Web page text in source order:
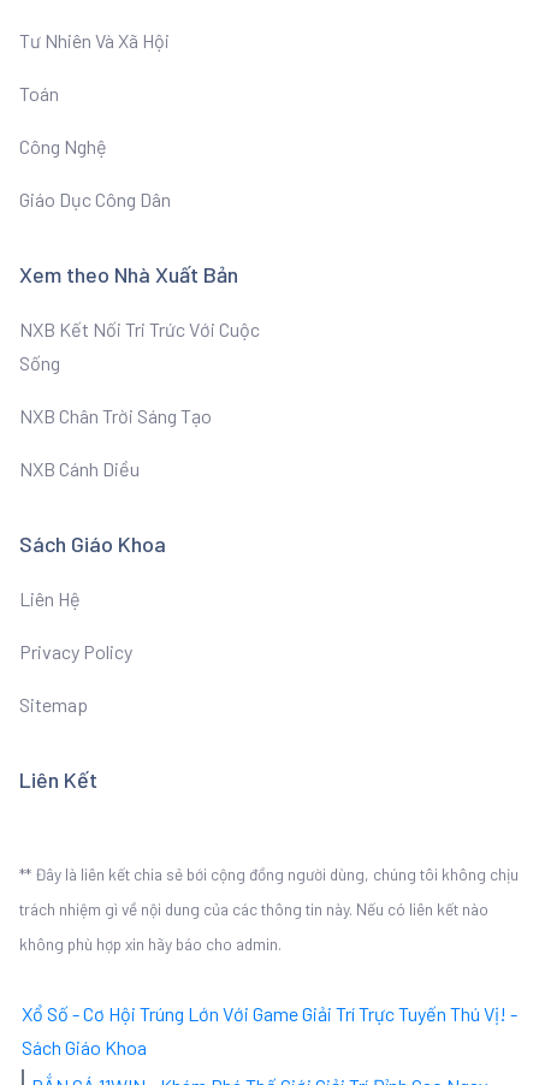
Tư Nhiên Và Xã Hội
Toán
Công Nghệ
Giáo Dục Công Dân
Xem theo Nhà Xuất Bản
NXB Kết Nối Tri Trức Với Cuộc
Sống
NXB Chân Trời Sáng Tạo
NXB Cánh Diều
Sách Giáo Khoa
Liên Hệ
Privacy Policy
Sitemap
Liên Kết
** Đây là liên kết chia sẻ bới cộng đồng người dùng, chúng tôi không chịu
trách nhiệm gì về nội dung của các thông tin này. Nếu có liên kết nào
không phù hợp xin hãy báo cho admin.
Xổ Số - Cơ Hội Trúng Lớn Với Game Giải Trí Trực Tuyến Thú Vị! -
Sách Giáo Khoa